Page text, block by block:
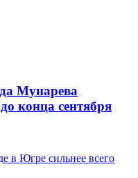
Мунарева
конца сентября